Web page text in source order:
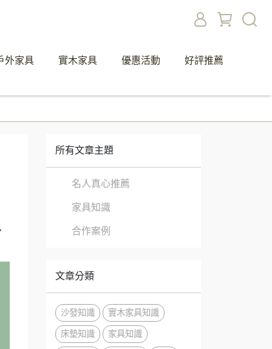
外家具 實木家具 優惠活動 好評推薦
所有文章主題
名人真心推薦
家具知識
合作案例
文章分類
沙發知識
實木家具知識
床墊知識
家具知識